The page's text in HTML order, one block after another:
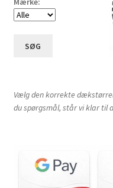
SØG
Vælg den korrekte
du spørgsmål, står vi klar til